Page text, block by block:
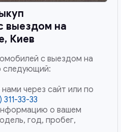
выездом на
Киев
с выездом на
следующий:
через сайт или по
311-33-33
о вашем
год, пробег,